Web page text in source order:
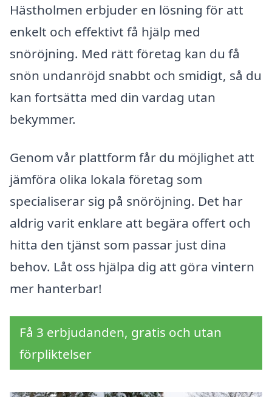
Hästholmen erbjuder en lösning för att
enkelt och effektivt få hjälp med
snöröjning. Med rätt företag kan du få
snön undanröjd snabbt och smidigt, så du
kan fortsätta med din vardag utan
bekymmer.
Genom vår plattform får du möjlighet att
jämföra olika lokala företag som
specialiserar sig på snöröjning. Det har
aldrig varit enklare att begära offert och
hitta den tjänst som passar just dina
behov. Låt oss hjälpa dig att göra vintern
mer hanterbar!
Få 3 erbjudanden, gratis och utan
förpliktelser